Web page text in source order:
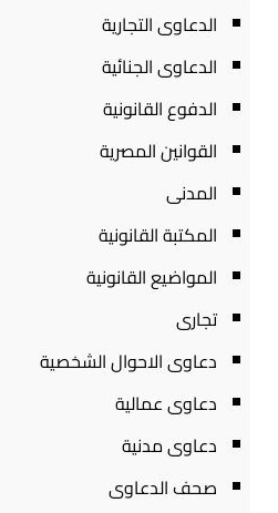
الدعاوى التجارية
الدعاوى الجنائية
الدفوع القانونية
القوانين المصرية
المدنى
المكتبة القانونية
المواضيع القانونية
تجارى
دعاوى الاحوال الشخصية
دعاوى عمالية
دعاوى مدنية
صحف الدعاوى